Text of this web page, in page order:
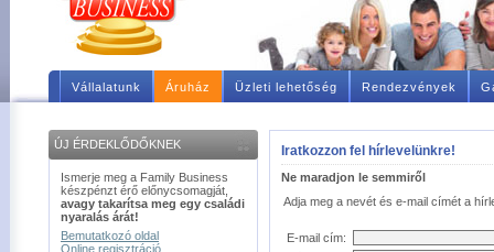
Vállalatunk Áruház Üzleti lehetőség Rendezvények
ÚJ ÉRDEKLŐDŐKNEK
Ismerje meg a Family Business
készpénzt érő előnycsomagját,
avagy takarítsa meg egy családi
nyaralás árát!
Bemutatkozó oldal
Online regisztráció
Iratkozzon fel hírlevelünkre!
Ne maradjon le semmiről
Adja meg a nevét és e-mail címét a
E-mail cím: